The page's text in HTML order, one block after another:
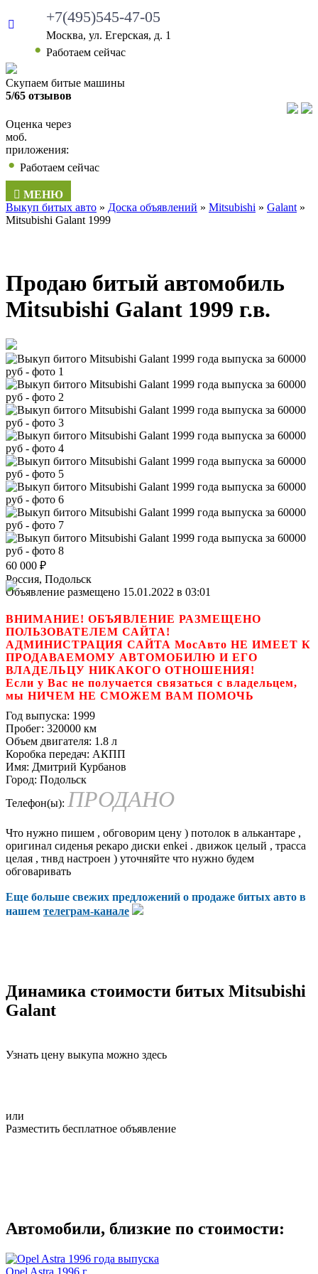
+7(495)545-47-05
Москва, ул. Егерская, д. 1
Работаем сейчас
Скупаем битые машины
5/65 отзывов
Оценка через
моб.
приложения:
Работаем сейчас
МЕНЮ
Выкуп битых авто » Доска объявлений » Mitsubishi » Galant »
Mitsubishi Galant 1999
Продаю битый автомобиль
Mitsubishi Galant 1999 г.в.
60 000 ₽
Россия, Подольск
Объявление размещено 15.01.2022 в 03:01
ВНИМАНИЕ! ОБЪЯВЛЕНИЕ РАЗМЕЩЕНО
ПОЛЬЗОВАТЕЛЕМ САЙТА!
АДМИНИСТРАЦИЯ САЙТА МосАвто НЕ ИМЕЕТ К
ПРОДАВАЕМОМУ АВТОМОБИЛЮ И ЕГО
ВЛАДЕЛЬЦУ НИКАКОГО ОТНОШЕНИЯ!
Если у Вас не получается связаться с владельцем,
мы НИЧЕМ НЕ СМОЖЕМ ВАМ ПОМОЧЬ
Год выпуска: 1999
Пробег: 320000 км
Объем двигателя: 1.8 л
Коробка передач: АКПП
Имя: Дмитрий Курбанов
Город: Подольск
Телефон(ы): ПРОДАНО
Что нужно пишем , обговорим цену ) потолок в алькантаре ,
оригинал сиденья рекаро диски enkei . движок целый , трасса
целая , тнвд настроен ) уточняйте что нужно будем
обговаривать
Еще больше свежих предложений о продаже битых авто в
нашем телеграм-канале
Динамика стоимости битых Mitsubishi
Galant
Узнать цену выкупа можно здесь
или
Разместить бесплатное объявление
Автомобили, близкие по стоимости:
Opel Astra 1996 г